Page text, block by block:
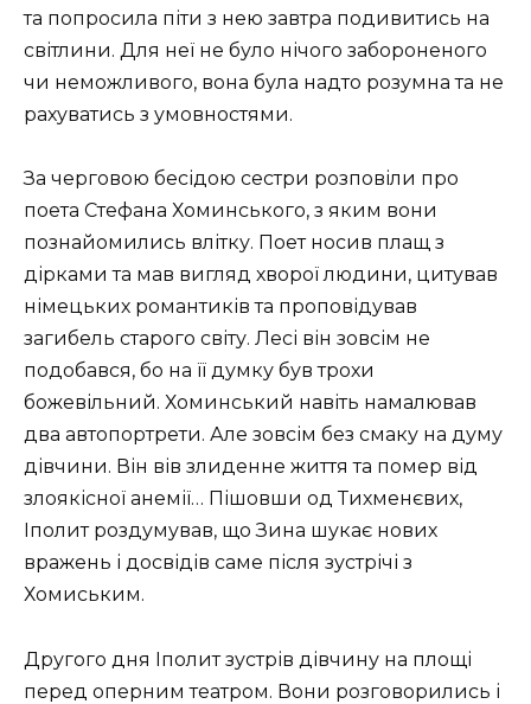
та попросила піти з нею завтра подивитись на
світлини. Для неї не було нічого забороненого
чи неможливого, вона була надто розумна та не
рахуватись з умовностями.
За черговою бесідою сестри розповіли про
поета Стефана Хоминського, з яким вони
познайомились влітку. Поет носив плащ з
дірками та мав вигляд хворої людини, цитував
німецьких романтиків та проповідував
загибель старого світу. Лесі він зовсім не
подобався, бо на її думку був трохи
божевільний. Хоминський навіть намалював
два автопортрети. Але зовсім без смаку на думу
дівчини. Він вів злиденне життя та помер від
злоякісної анемії… Пішовши од Тихменєвих,
Іполит роздумував, що Зина шукає нових
вражень і досвідів саме після зустрічі з
Хомиським.
Другого дня Іполит зустрів дівчину на площі
перед оперним театром. Вони розговорились і